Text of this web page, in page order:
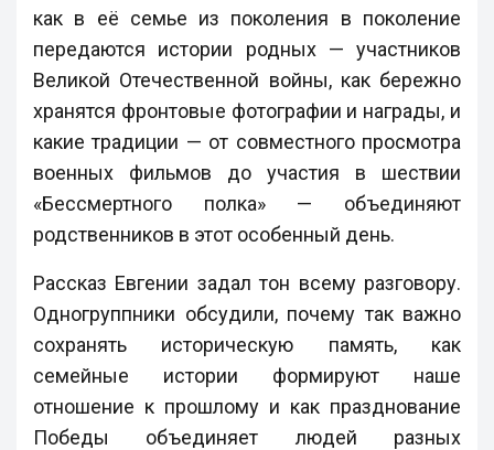
как в её семье из поколения в поколение
передаются истории родных — участников
Великой Отечественной войны, как бережно
хранятся фронтовые фотографии и награды, и
какие традиции — от совместного просмотра
военных фильмов до участия в шествии
«Бессмертного полка» — объединяют
родственников в этот особенный день.
Рассказ Евгении задал тон всему разговору.
Одногруппники обсудили, почему так важно
сохранять историческую память, как
семейные истории формируют наше
отношение к прошлому и как празднование
Победы объединяет людей разных